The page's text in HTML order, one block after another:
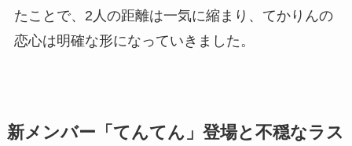
たことで、2人の距離は一気に縮まり、てかりんの
恋心は明確な形になっていきました。
新メンバー「てんてん」登場と不穏なラス